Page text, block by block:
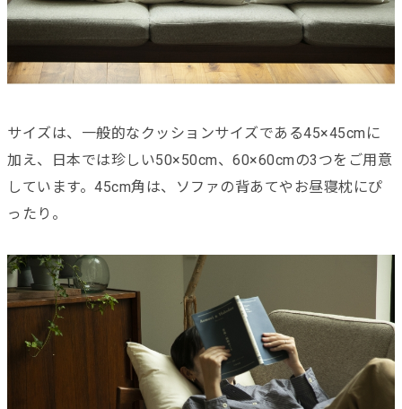
サイズは、一般的なクッションサイズである45×45cmに
加え、日本では珍しい50×50cm、60×60cmの3つをご用意
しています。45cm角は、ソファの背あてやお昼寝枕にぴ
ったり。